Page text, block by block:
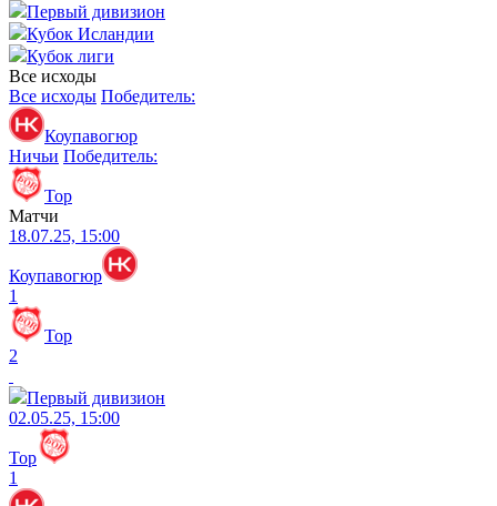
Первый дивизион
Кубок Исландии
Кубок лиги
Все исходы
Все исходы Победитель:
Коупавогюр
Ничьи Победитель:
Тор
Матчи
18.07.25, 15:00
Коупавогюр
1
Тор
2
Первый дивизион
02.05.25, 15:00
Тор
1